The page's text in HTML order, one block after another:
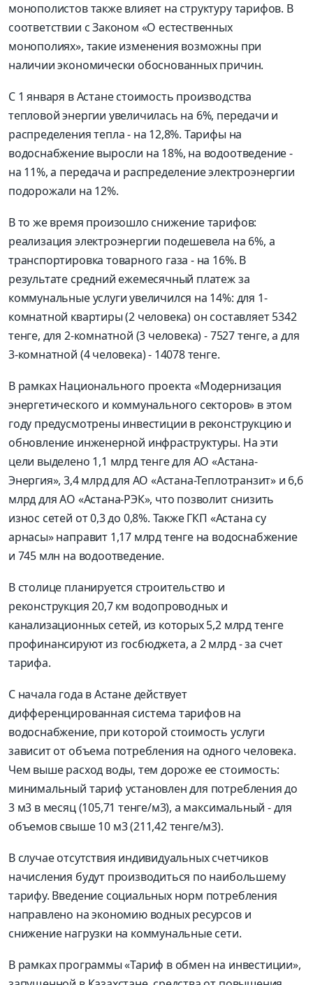
монополистов также влияет на структуру тарифов. В
соответствии с Законом «О естественных
монополиях», такие изменения возможны при
наличии экономически обоснованных причин.
С 1 января в Астане стоимость производства
тепловой энергии увеличилась на 6%, передачи и
распределения тепла - на 12,8%. Тарифы на
водоснабжение выросли на 18%, на водоотведение -
на 11%, а передача и распределение электроэнергии
подорожали на 12%.
В то же время произошло снижение тарифов:
реализация электроэнергии подешевела на 6%, а
транспортировка товарного газа - на 16%. В
результате средний ежемесячный платеж за
коммунальные услуги увеличился на 14%: для 1-
комнатной квартиры (2 человека) он составляет 5342
тенге, для 2-комнатной (3 человека) - 7527 тенге, а для
3-комнатной (4 человека) - 14078 тенге.
В рамках Национального проекта «Модернизация
энергетического и коммунального секторов» в этом
году предусмотрены инвестиции в реконструкцию и
обновление инженерной инфраструктуры. На эти
цели выделено 1,1 млрд тенге для АО «Астана-
Энергия», 3,4 млрд для АО «Астана-Теплотранзит» и 6,6
млрд для АО «Астана-РЭК», что позволит снизить
износ сетей от 0,3 до 0,8%. Также ГКП «Астана су
арнасы» направит 1,17 млрд тенге на водоснабжение
и 745 млн на водоотведение.
В столице планируется строительство и
реконструкция 20,7 км водопроводных и
канализационных сетей, из которых 5,2 млрд тенге
профинансируют из госбюджета, а 2 млрд - за счет
тарифа.
С начала года в Астане действует
дифференцированная система тарифов на
водоснабжение, при которой стоимость услуги
зависит от объема потребления на одного человека.
Чем выше расход воды, тем дороже ее стоимость:
минимальный тариф установлен для потребления до
3 м3 в месяц (105,71 тенге/м3), а максимальный - для
объемов свыше 10 м3 (211,42 тенге/м3).
В случае отсутствия индивидуальных счетчиков
начисления будут производиться по наибольшему
тарифу. Введение социальных норм потребления
направлено на экономию водных ресурсов и
снижение нагрузки на коммунальные сети.
В рамках программы «Тариф в обмен на инвестиции»,